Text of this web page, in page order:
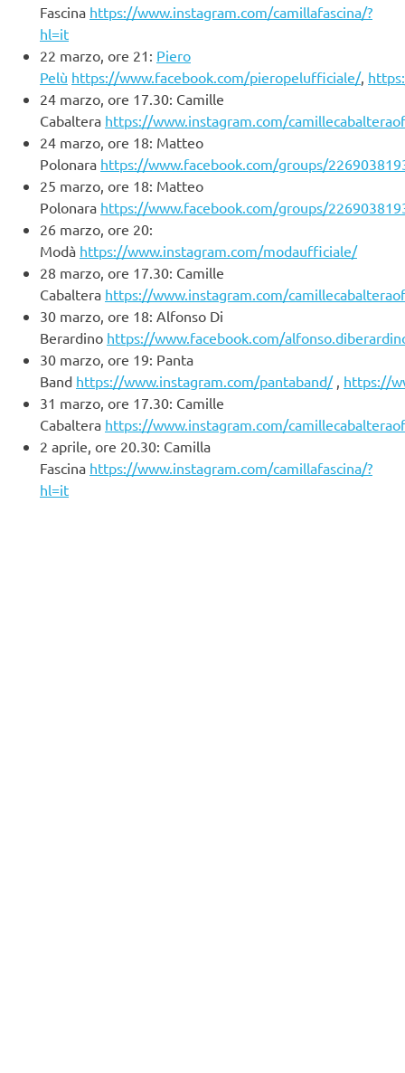
Fascina https://www.instagram.com/camillafascina/?
hl=it
22 marzo, ore 21: Piero
Pelù https://www.facebook.com/pieropelufficiale/,
24 marzo, ore 17.30: Camille
Cabaltera https://www.instagram.com/
24 marzo, ore 18: Matteo
Polonara https://www.facebook.com/groups/
25 marzo, ore 18: Matteo
Polonara https://www.facebook.com/groups/
26 marzo, ore 20:
Modà https://www.instagram.com/modaufficiale/
28 marzo, ore 17.30: Camille
Cabaltera https://www.instagram.com/
30 marzo, ore 18: Alfonso Di
Berardino https://www.facebook.com/
30 marzo, ore 19: Panta
Band https://www.instagram.com/pantaband/, https://
31 marzo, ore 17.30: Camille
Cabaltera https://www.instagram.com/
2 aprile, ore 20.30: Camilla
Fascina https://www.instagram.com/camillafascina/?
hl=it